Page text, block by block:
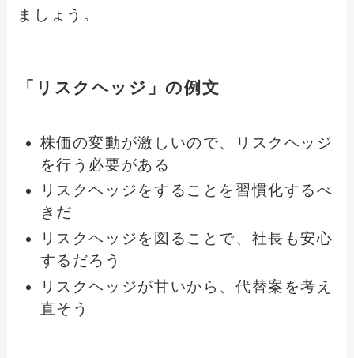
ましょう。
「リスクヘッジ」の例文
株価の変動が激しいので、リスクヘッジ
を行う必要がある
リスクヘッジをすることを習慣化するべ
きだ
リスクヘッジを図ることで、社長も安心
するだろう
リスクヘッジが甘いから、代替案を考え
直そう